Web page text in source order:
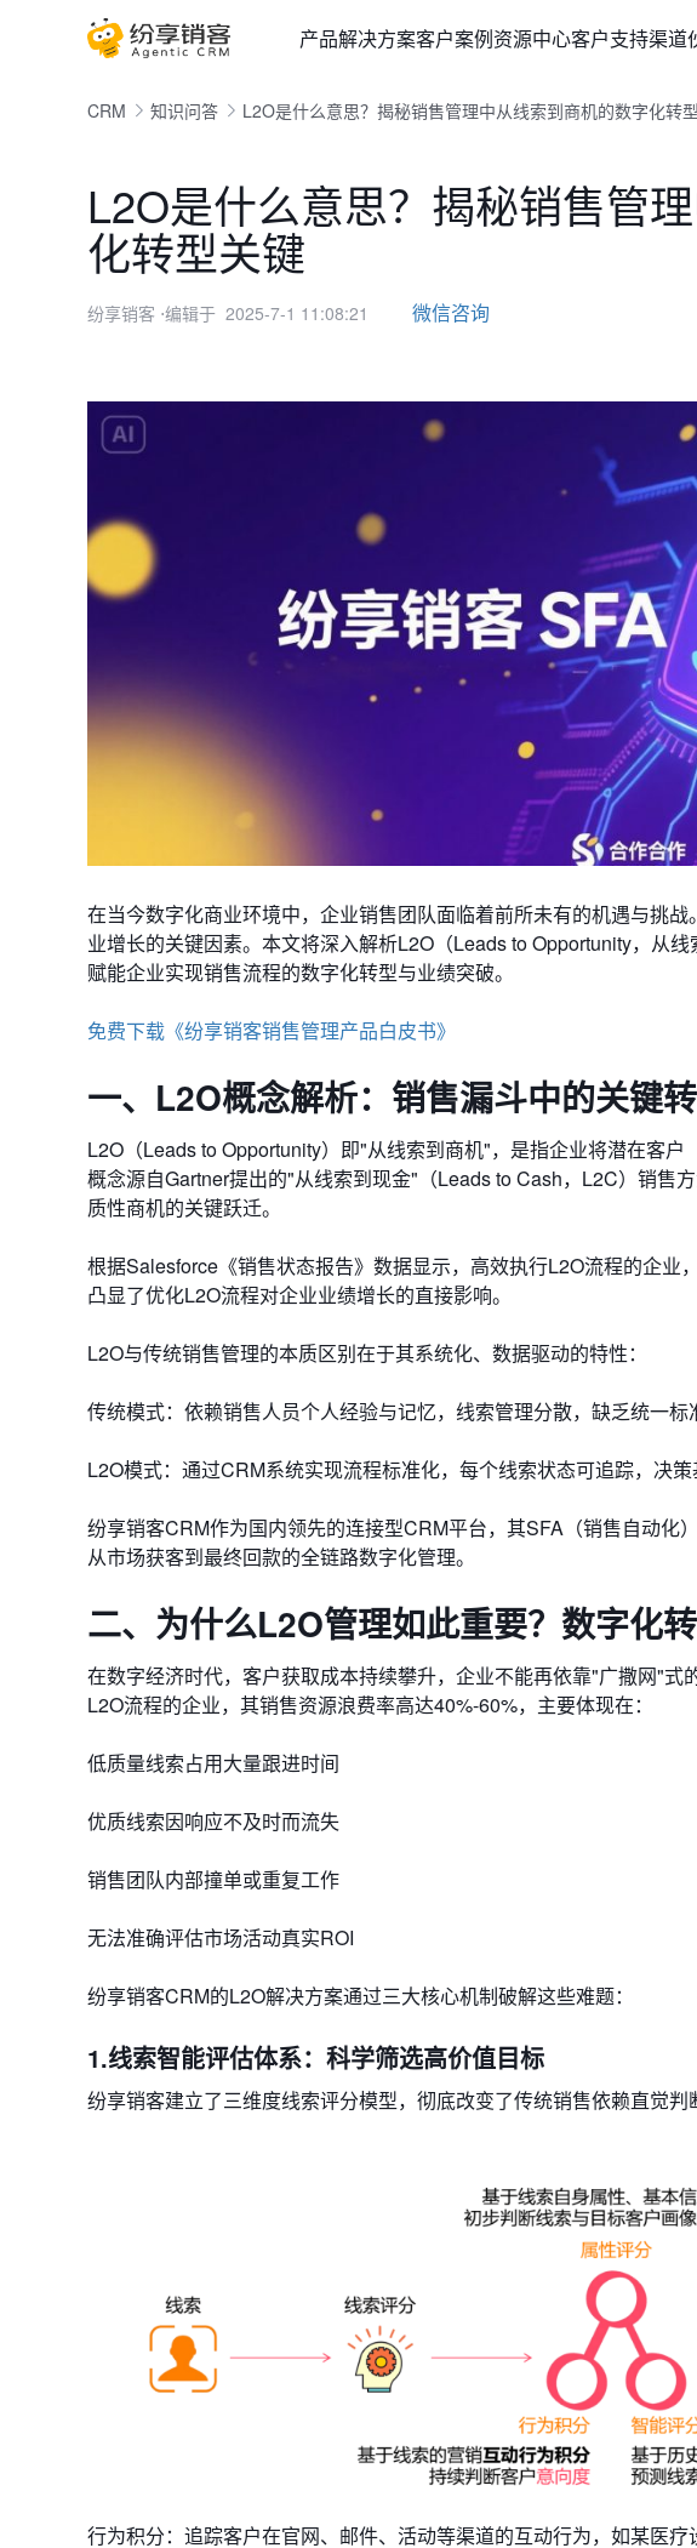
产品解决方案客户案例资源中心客户支持渠道
CRM 知识问答 L2O是什么意思？揭秘销售管理中从线索到商机的数字化转
L2O是什么意思？揭秘销售管
化转型关键
纷享销客 ⋅编辑于 2025-7-1 11:08:21 微信咨询
在当今数字化商业环境中，企业销售团队面临着前所未有的机遇与挑
业增长的关键因素。本文将深入解析L2O（Leads to Opportunity，从
赋能企业实现销售流程的数字化转型与业绩突破。
免费下载《纷享销客销售管理产品白皮书》
一、L2O概念解析：销售漏斗中的关键
L2O（Leads to Opportunity）即"从线索到商机"，是指企业将潜在客
概念源自Gartner提出的"从线索到现金"（Leads to Cash，L2C）销售
质性商机的关键跃迁。
根据Salesforce《销售状态报告》数据显示，高效执行L2O流程的企
凸显了优化L2O流程对企业业绩增长的直接影响。
​​L2O与传统销售管理的本质区别​​在于其系统化、数据驱动的特性：
传统模式​​：依赖销售人员个人经验与记忆，线索管理分散，缺乏统一标
​​L2O模式​​：通过CRM系统实现流程标准化，每个线索状态可追踪，决
纷享销客CRM作为国内领先的连接型CRM平台，其SFA（销售自动化
从市场获客到最终回款的全链路数字化管理。
二、为什么L2O管理如此重要？数字化
在数字经济时代，客户获取成本持续攀升，企业不能再依靠"广撒网"
L2O流程的企业​​，其销售资源浪费率高达​​40%-60%​​，主要体现在：
​​低质量线索占用大量跟进时间​​
​​优质线索因响应不及时而流失​​
​​销售团队内部撞单或重复工作​​
​​无法准确评估市场活动真实ROI​​
纷享销客CRM的L2O解决方案通过三大核心机制破解这些难题：
1.线索智能评估体系：科学筛选高价值目标
纷享销客建立了​​三维度线索评分模型​​，彻底改变了传统销售依赖直觉判
行为积分​​：追踪客户在官网、邮件、活动等渠道的互动行为，如某医